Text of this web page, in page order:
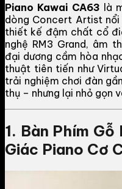
Piano Kawai CA63 là
dòng Concert Artist nổi
thiết kế đậm chất cổ
nghệ RM3 Grand, âm
đại dương cầm hòa
thuật tiên tiến như
trải nghiệm chơi đàn
thụ – nhưng lại nhỏ gọn
1. Bàn Phím
Giác Piano Cơ